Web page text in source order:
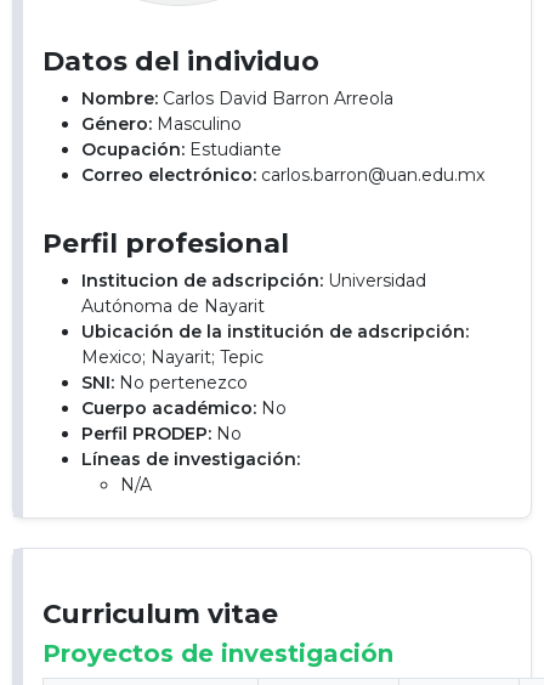
Datos del individuo
Nombre: Carlos David Barron Arreola
Género: Masculino
Ocupación: Estudiante
Correo electrónico: carlos.barron@uan.edu.mx
Perfil profesional
Institucion de adscripción: Universidad
Autónoma de Nayarit
Ubicación de la institución de adscripción:
Mexico; Nayarit; Tepic
SNI: No pertenezco
Cuerpo académico: No
Perfil PRODEP: No
Líneas de investigación:
N/A
Curriculum vitae
Proyectos de investigación